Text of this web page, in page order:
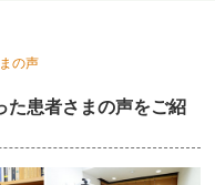
の声
た患者さまの声をご紹